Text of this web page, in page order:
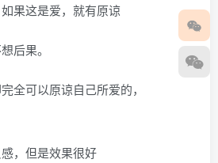
果这是爱，就有原谅
后果。
全可以原谅自己所爱的，
，但是效果很好